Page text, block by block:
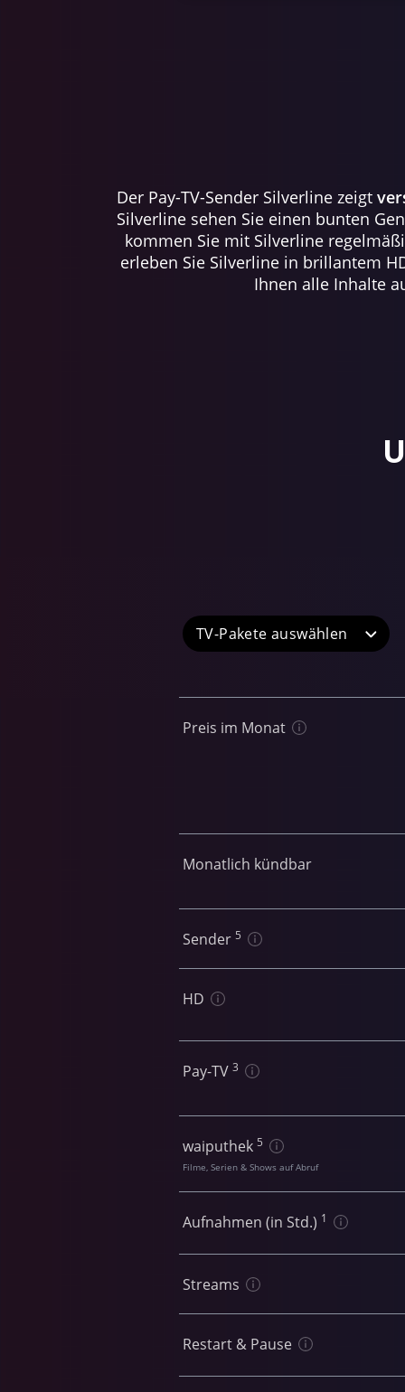
Der Pay-TV-Sender Silverline zeigt
Silverline sehen Sie einen bunten
kommen Sie mit Silverline
erleben Sie Silverline in brillantem
Ihnen alle Inhalte
TV-Pakete
Preis im Monat
Monatlich kündbar
Sender 5
HD
Pay-TV 3
waiputhek 5
Filme, Serien & Shows auf Abruf
Aufnahmen (in Std.) 1
Streams
Restart & Pause